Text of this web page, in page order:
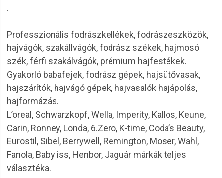
.
Professzionális fodrászkellékek, fodrászeszközök,
hajvágók, szakállvágók, fodrász székek, hajmosó
szék, férfi szakálvágók, prémium hajfestékek.
Gyakorló babafejek, fodrász gépek, hajsütővasak,
hajszárítók, hajvágó gépek, hajvasalók hajápolás,
hajformázás.
L’oreal, Schwarzkopf, Wella, Imperity, Kallos, Keune,
Carin, Ronney, Londa, 6.Zero, K-time, Coda’s Beauty,
Eurostil, Sibel, Berrywell, Remington, Moser, Wahl,
Fanola, Babyliss, Henbor, Jaguár márkák teljes
választéka.